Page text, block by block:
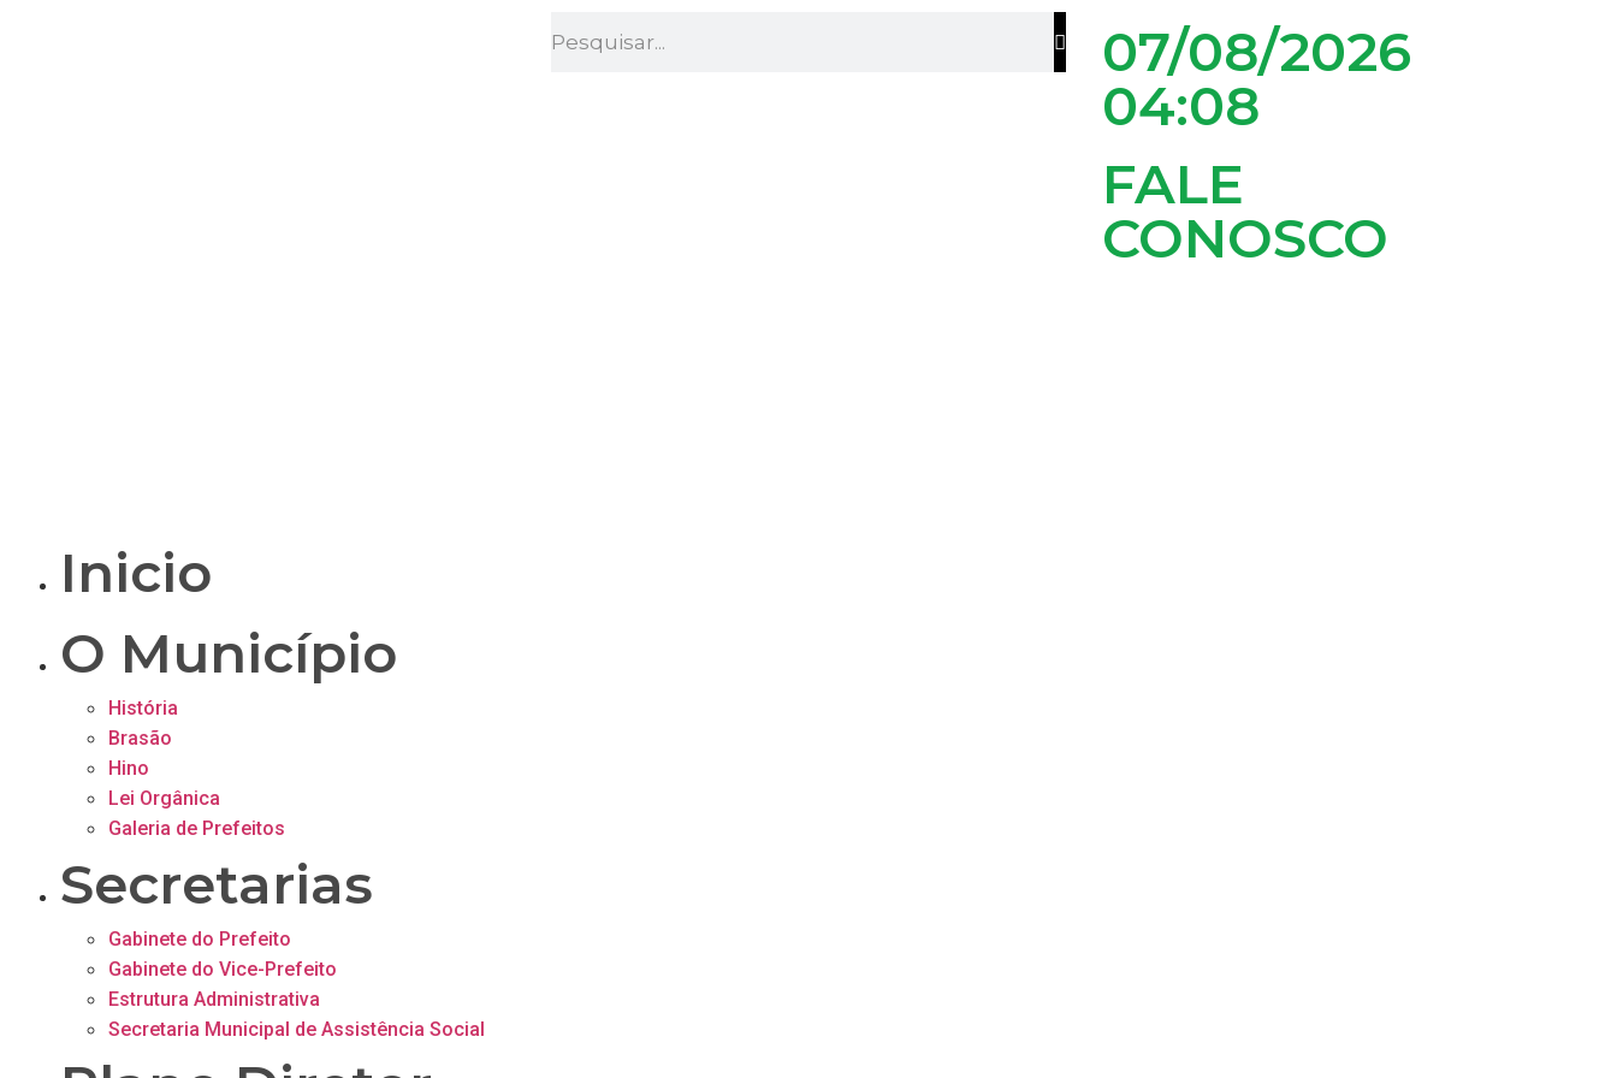
07/08/2026
04:08
FALE
CONOSCO
Inicio
O Município
História
Brasão
Hino
Lei Orgânica
Galeria de Prefeitos
Secretarias
Gabinete do Prefeito
Gabinete do Vice-Prefeito
Estrutura Administrativa
Secretaria Municipal de Assistência Social